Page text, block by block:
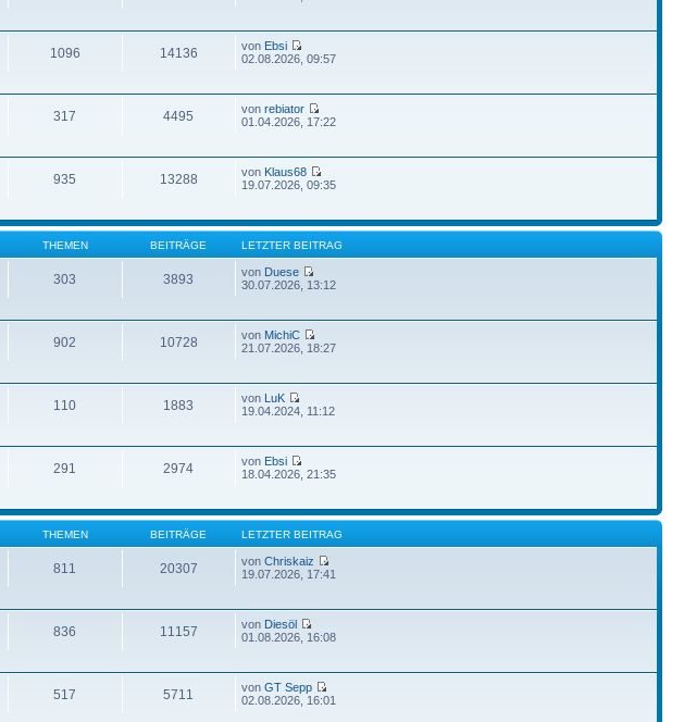
1096 14136 von Ebsi
02.08.2026, 09:57
317 4495 vonrebiator
01.04.2026, 17:22
935 13288 von Klaus68
19.07.2026, 09:35
THEMEN BEITRÄGE LETZTER BEITRAG
303 3893 von Duese
30.07.2026, 13:12
902 10728 von MichiC
21.07.2026, 18:27
110 1883 von LuK
19.04.2024, 11:12
291 2974 von Ebsi
18.04.2026, 21:35
THEMEN BEITRÄGE LETZTER BEITRAG
811 20307 vonChriskaiz
19.07.2026, 17:41
836 11157 von Diesöl
01.08.2026, 16:08
517 5711 vonGT Sepp
02.08.2026, 16:01